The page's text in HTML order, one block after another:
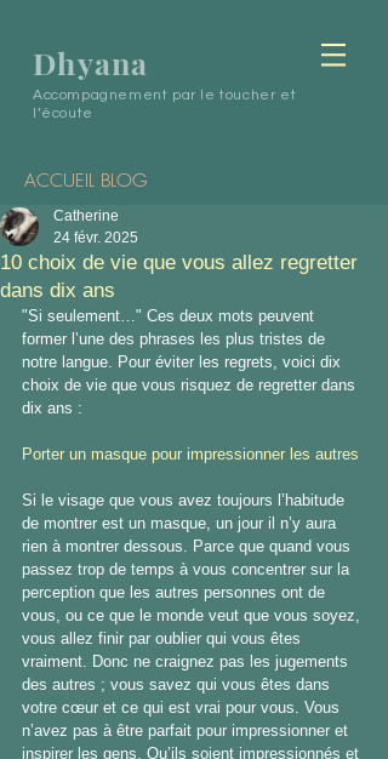
Dhyana
Accompagnement par le toucher et
l’écoute
ACCUEIL BLOG
10 choix de vie que vous allez regretter
dans dix ans
Catherine
24 févr. 2025
"Si seulement…" Ces deux mots peuvent
former l’une des phrases les plus tristes de
notre langue. Pour éviter les regrets, voici dix
choix de vie que vous risquez de regretter dans
dix ans :
Porter un masque pour impressionner les autres
Si le visage que vous avez toujours l’habitude
de montrer est un masque, un jour il n’y aura
rien à montrer dessous. Parce que quand vous
passez trop de temps à vous concentrer sur la
perception que les autres personnes ont de
vous, ou ce que le monde veut que vous soyez,
vous allez finir par oublier qui vous êtes
vraiment. Donc ne craignez pas les jugements
des autres ; vous savez qui vous êtes dans
votre cœur et ce qui est vrai pour vous. Vous
n’avez pas à être parfait pour impressionner et
inspirer les gens. Qu’ils soient impressionnés et